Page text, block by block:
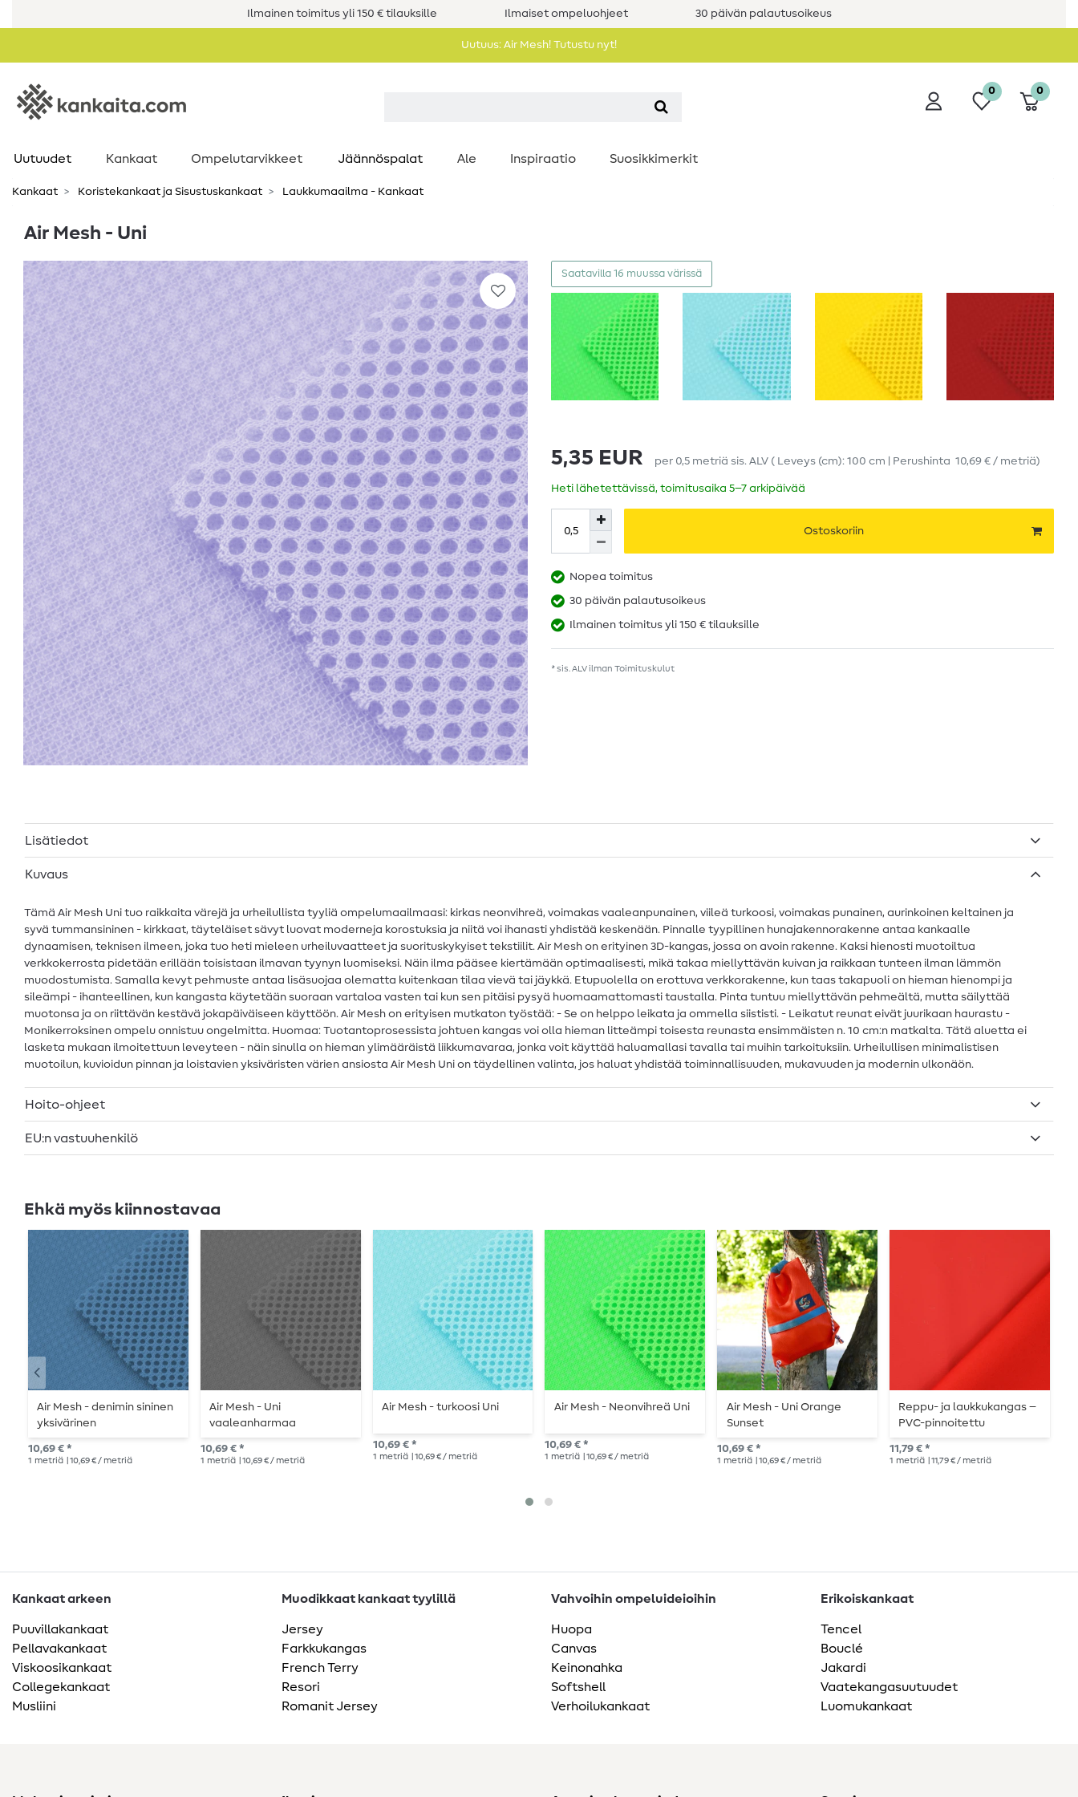
Ilmainen toimitus yli 150 € tilauksille Ilmaiset ompeluohjeet 30 päivän palautusoikeus
Uutuus: Air Mesh! Tutustu nyt!
0 0
Uutuudet Kankaat Ompelutarvikkeet Jäännöspalat Ale Inspiraatio Suosikkimerkit
Kankaat Koristekankaat ja Sisustuskankaat Laukkumaailma - Kankaat
Air Mesh - Uni
Saatavilla 16 muussa värissä
5,35 EUR per 0,5 metriä sis. ALV ( Leveys (cm): 100 cm | Perushinta 10,69 € / metriä)
Heti lähetettävissä, toimitusaika 5–7 arkipäivää
Ostoskoriin
Nopea toimitus
30 päivän palautusoikeus
Ilmainen toimitus yli 150 € tilauksille
* sis. ALV ilman Toimituskulut
Lisätiedot
Kuvaus
Tämä Air Mesh Uni tuo raikkaita värejä ja urheilullista tyyliä ompelumaailmaasi: kirkas neonvihreä, voimakas vaaleanpunainen, viileä turkoosi, voimakas punainen, aurinkoinen keltainen ja
syvä tummansininen - kirkkaat, täyteläiset sävyt luovat moderneja korostuksia ja niitä voi ihanasti yhdistää keskenään. Pinnalle tyypillinen hunajakennorakenne antaa kankaalle
dynaamisen, teknisen ilmeen, joka tuo heti mieleen urheiluvaatteet ja suorituskykyiset tekstiilit. Air Mesh on erityinen 3D-kangas, jossa on avoin rakenne. Kaksi hienosti muotoiltua
verkkokerrosta pidetään erillään toisistaan ilmavan tyynyn luomiseksi. Näin ilma pääsee kiertämään optimaalisesti, mikä takaa miellyttävän kuivan ja raikkaan tunteen ilman lämmön
muodostumista. Samalla kevyt pehmuste antaa lisäsuojaa olematta kuitenkaan tilaa vievä tai jäykkä. Etupuolella on erottuva verkkorakenne, kun taas takapuoli on hieman hienompi ja
sileämpi - ihanteellinen, kun kangasta käytetään suoraan vartaloa vasten tai kun sen pitäisi pysyä huomaamattomasti taustalla. Pinta tuntuu miellyttävän pehmeältä, mutta säilyttää
muotonsa ja on riittävän kestävä jokapäiväiseen käyttöön. Air Mesh on erityisen mutkaton työstää: - Se on helppo leikata ja ommella siististi. - Leikatut reunat eivät juurikaan haurastu -
Monikerroksinen ompelu onnistuu ongelmitta. Huomaa: Tuotantoprosessista johtuen kangas voi olla hieman litteämpi toisesta reunasta ensimmäisten n. 10 cm:n matkalta. Tätä aluetta ei
lasketa mukaan ilmoitettuun leveyteen - näin sinulla on hieman ylimääräistä liikkumavaraa, jonka voit käyttää haluamallasi tavalla tai muihin tarkoituksiin. Urheilullisen minimalistisen
muotoilun, kuvioidun pinnan ja loistavien yksiväristen värien ansiosta Air Mesh Uni on täydellinen valinta, jos haluat yhdistää toiminnallisuuden, mukavuuden ja modernin ulkonäön.
Hoito-ohjeet
EU:n vastuuhenkilö
Ehkä myös kiinnostavaa
Air Mesh - denimin sininen
yksivärinen
10,69 € *
1 metriä | 10,69 € / metriä
Air Mesh - Uni
vaaleanharmaa
10,69 € *
1 metriä | 10,69 € / metriä
Air Mesh - turkoosi Uni
10,69 € *
1 metriä | 10,69 € / metriä
Air Mesh - Neonvihreä Uni
10,69 € *
1 metriä | 10,69 € / metriä
Air Mesh - Uni Orange
Sunset
10,69 € *
1 metriä | 10,69 € / metriä
Reppu- ja laukkukangas –
PVC-pinnoitettu
11,79 € *
1 metriä | 11,79 € / metriä
Kankaat arkeen
Puuvillakankaat
Pellavakankaat
Viskoosikankaat
Collegekankaat
Musliini
Muodikkaat kankaat tyylillä
Jersey
Farkkukangas
French Terry
Resori
Romanit Jersey
Vahvoihin ompeluideioihin
Huopa
Canvas
Keinonahka
Softshell
Verhoilukankaat
Erikoiskankaat
Tencel
Bouclé
Jakardi
Vaatekangasuutuudet
Luomukankaat